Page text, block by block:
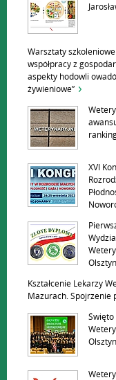
Warsztaty
współpracy z
aspekty hodowli
żywieniowe”
XVI
Kształcenie Lekarzy
Mazurach. Spojrzenie
Święto